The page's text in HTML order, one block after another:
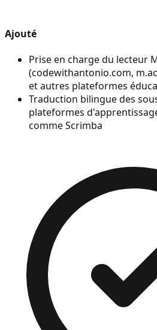
Ajouté
Prise en charge du lecteur
(codewithantonio.com,
et autres plateformes
Traduction bilingue des
plateformes
comme Scrimba